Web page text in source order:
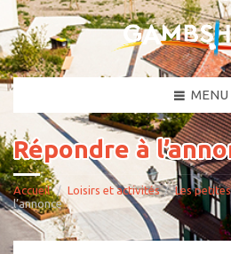
MENU
Répondre à
Accueil Loisirs et activités Les
l’annonce